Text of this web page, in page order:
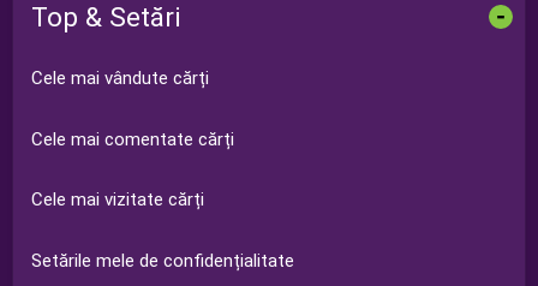
Top & Setări -
Cele mai vândute cărți
Cele mai comentate cărți
Cele mai vizitate cărți
Setările mele de confidențialitate